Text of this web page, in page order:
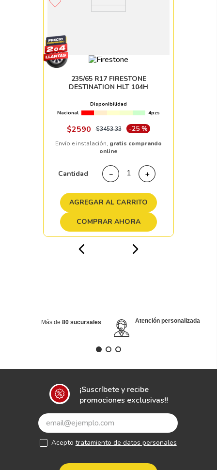
235/65 R17 FIRESTONE
DESTINATION HLT 104H
Disponibilidad
Nacional
4pzs
$2590 $3453.33 -25 %
Envío e instalación, gratis comprando
online
Cantidad ＋
－
AGREGAR AL CARRITO
COMPRAR AHORA
Más de 80 sucursales Atención personalizada
¡Suscríbete y recibe
promociones exclusivas!!
Acepto tratamiento de datos personales